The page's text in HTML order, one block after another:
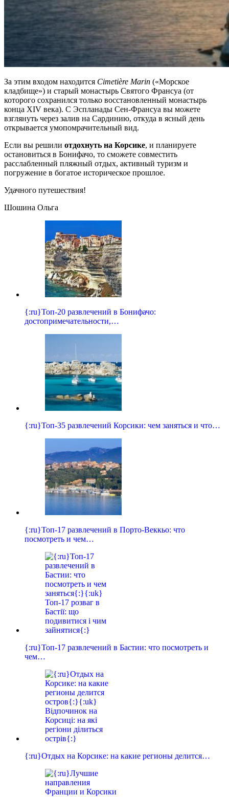
За этим входом находится Cimetière Marin («Морское
кладбище») и старый монастырь Святого Франсуа (от
которого сохранился только восстановленный монастырь
конца XIV века). С Эспланады Сен-Франсуа вы можете
взглянуть через залив на Сардинию, откуда в ясный день
открывается умопомрачительный вид.
Если вы решили отдохнуть на Корсике, и планируете
остановиться в Бонифачо, то сможете совместить
расслабленный пляжный отдых, активный туризм и
погружение в богатое историческое прошлое.
Удачного путешествия!
Шошина Ольга
{:ru}Топ-20 развлечений в Бонифачо:
достопримечательности,…
{:ru}Топ-35 развлечений Корсики: чем заняться и что…
{:ru}Топ-17 развлечений в Порто-Веккьо: что
посмотреть и чем…
{:ru}Топ-17 развлечений в Бастии: что посмотреть и
чем…
{:ru}Отдых на Корсике: на какие регионы делится…